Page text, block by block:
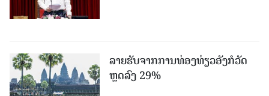
ລາຍຮັບຈາກການທ່ອງທ່ຽວອັງກໍວັດ
ຫຼດລົງ 29%